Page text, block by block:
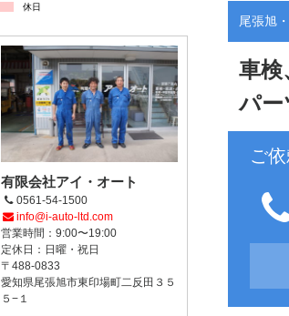
尾張旭
車検
パー
ご
休日
有限会社アイ・オート
0561-54-1500
info@i-auto-ltd.com
営業時間：9:00〜19:00
定休日：日曜・祝日
〒488-0833
愛知県尾張旭市東印場町二反田３５
５−１